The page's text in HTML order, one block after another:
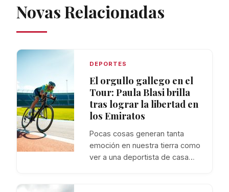
Novas Relacionadas
DEPORTES
El orgullo gallego en el
Tour: Paula Blasi brilla
tras lograr la libertad en
los Emiratos
Pocas cosas generan tanta
emoción en nuestra tierra como
ver a una deportista de casa…